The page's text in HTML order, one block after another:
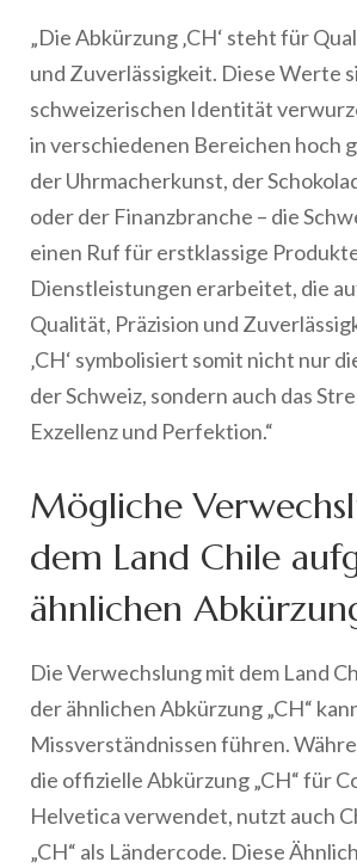
„Die Abkürzung ‚CH‘ steht für
und Zuverlässigkeit. Diese Werte
schweizerischen Identität
in verschiedenen Bereichen hoch
der Uhrmacherkunst, der
oder der Finanzbranche – die
einen Ruf für erstklassige
Dienstleistungen erarbeitet, die
Qualität, Präzision und
‚CH‘ symbolisiert somit nicht nur
der Schweiz, sondern auch das
Exzellenz und Perfektion.“
Mögliche
dem Land Chile
ähnlichen
Die Verwechslung mit dem Land
der ähnlichen Abkürzung „CH“
Missverständnissen führen.
die offizielle Abkürzung „CH“ für
Helvetica verwendet, nutzt auch
„CH“ als Ländercode. Diese